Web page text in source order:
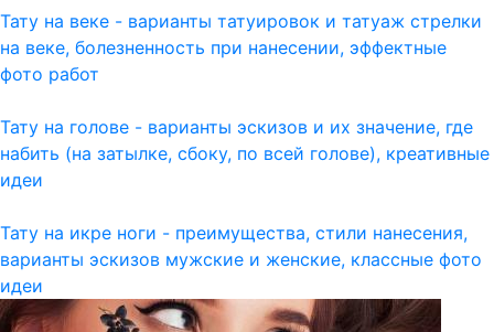
Тату на веке - варианты татуировок и татуаж стрелки
на веке, болезненность при нанесении, эффектные
фото работ
Тату на голове - варианты эскизов и их значение, где
набить (на затылке, сбоку, по всей голове), креативные
идеи
Тату на икре ноги - преимущества, стили нанесения,
варианты эскизов мужские и женские, классные фото
идеи